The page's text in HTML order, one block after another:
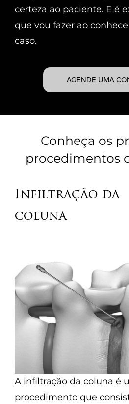
certeza ao paciente. E é
que vou fazer ao
caso.
AGENDE UMA
Conheça os
procedimentos
Infiltração da
coluna
A infiltração da coluna é
procedimento que